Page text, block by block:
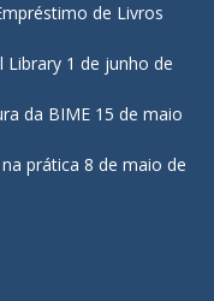
de Livros
Library 1 de junho de
da BIME 15 de maio
prática 8 de maio de